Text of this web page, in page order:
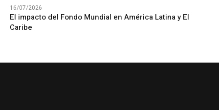
16/07/2026
El impacto del Fondo Mundial en América Latina y El
Caribe